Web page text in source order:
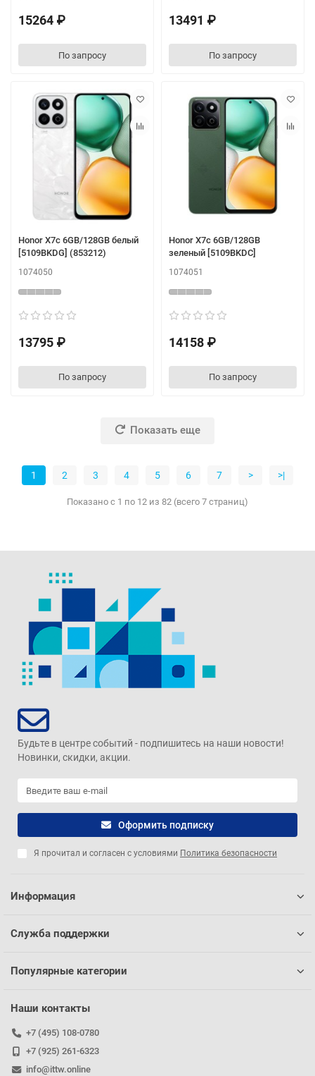
15264 ₽
По запросу
13491 ₽
По запросу
Honor X7c 6GB/128GB белый
[5109BKDG] (853212)
1074050
13795 ₽
По запросу
Honor X7c 6GB/128GB
зеленый [5109BKDC]
1074051
14158 ₽
По запросу
Показать еще
1 2 3 4 5 6 7 > >|
Показано с 1 по 12 из 82 (всего 7 страниц)
Будьте в центре событий - подпишитесь на наши новости!
Новинки, скидки, акции.
Оформить подписку
Я прочитал и согласен с условиями Политика безопасности
Информация
Служба поддержки
Популярные категории
Наши контакты
+7 (495) 108-0780
+7 (925) 261-6323
info@ittw.online